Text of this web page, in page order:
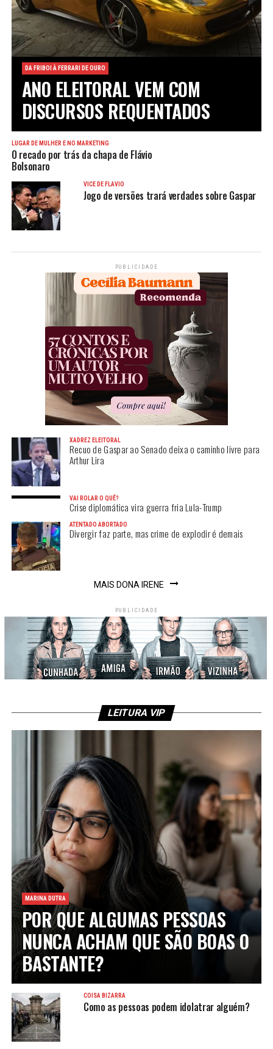
DA FRIBOI À FERRARI DE OURO
ANO ELEITORAL VEM COM
DISCURSOS REQUENTADOS
LUGAR DE MULHER É NO MARKETING
O recado por trás da chapa de Flávio
Bolsonaro
VICE DE FLÁVIO
Jogo de versões trará verdades sobre Gaspar
PUBLICIDADE
XADREZ ELEITORAL
Recuo de Gaspar ao Senado deixa o caminho livre para
Arthur Lira
VAI ROLAR O QUÊ?
Crise diplomática vira guerra fria Lula-Trump
ATENTADO ABORTADO
Divergir faz parte, mas crime de explodir é demais
MAIS DONA IRENE
PUBLICIDADE
LEITURA VIP
MARINA DUTRA
POR QUE ALGUMAS PESSOAS
NUNCA ACHAM QUE SÃO BOAS O
BASTANTE?
COISA BIZARRA
Como as pessoas podem idolatrar alguém?